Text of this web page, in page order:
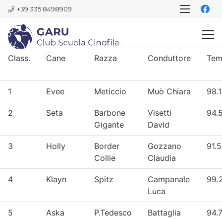
+39 335 8498909
Class. Cane Razza Conduttore
1 Evee Meticcio Muò Chiara 98.1
2 Seta
Barbone
Gigante
Visetti
David
3 Holly
Border
Collie
Gozzano
Claudia
91.5
4 Klayn Spitz
Campanale
Luca
5 Aska P.Tedesco
Battaglia
94.7